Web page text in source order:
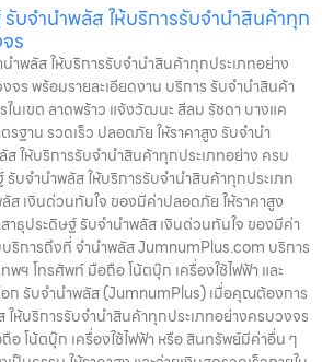
บจำนำพลัส ให้บริการรับจำนำสินค้าทุก
ร
ำพลัส ให้บริการรับจำนำสินค้าทุกประเภทอย่าง
ร พร้อมรายละเอียดงาน บริการ รับจำนำสินค้า
นเขต ลาดพร้าว แจ้งวัฒนะ สีลม รัชดา บางแค
ฐาน รวดเร็ว ปลอดภัย ให้ราคาสูง รับจำนำ
ให้บริการรับจำนำสินค้าทุกประเภทอย่าง ครบ
รับจำนำพลัส ให้บริการรับจำนำสินค้าทุกประเภท
ส เงินด่วนทันใจ ของมีค่าปลอดภัย ให้ราคาสูง
ธุประดิษฐ์ รับจำนำพลัส เงินด่วนทันใจ ของมีค่า
ริการถึงที่ จำนำพลัส JumnumPlus.com บริการ
พฯ โทรศัพท์ มือถือ โน้ตบุ๊ก เครื่องใช้ไฟฟ้า และ
ก รับจำนำพลัส (JumnumPlus) เมื่อคุณต้องการ
ให้บริการรับจำนำสินค้าทุกประเภทอย่างครบวงจร
อ โน้ตบุ๊ก เครื่องใช้ไฟฟ้า หรือ สินทรัพย์มีค่าอื่น ๆ